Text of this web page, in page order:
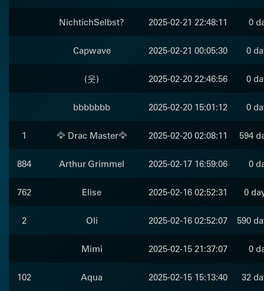
NichtichSelbst? 2025-02-21 22:48:11 0
Capwave 2025-02-21 00:05:30 0
(웃) 2025-02-20 22:46:56 0
bbbbbbb 2025-02-20 15:01:12 0
1 🦅 Drac Master🦅 2025-02-20 02:08:11 594
884 Arthur Grimmel 2025-02-17 16:59:06 0
762 Elise 2025-02-16 02:52:31 0
2 Oli 2025-02-16 02:52:07 590
Mimi 2025-02-15 21:37:07 0
102 Aqua 2025-02-15 15:13:40 32